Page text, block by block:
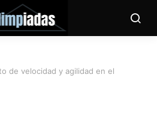
de velocidad y agilidad en el